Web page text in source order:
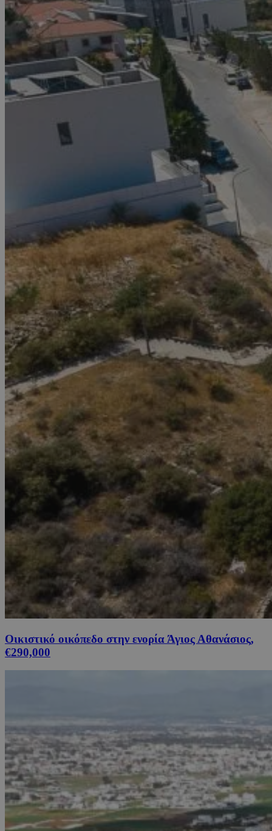
Οικιστικό οικόπεδο στην ενορία Άγιος Αθανάσιος,
€290,000